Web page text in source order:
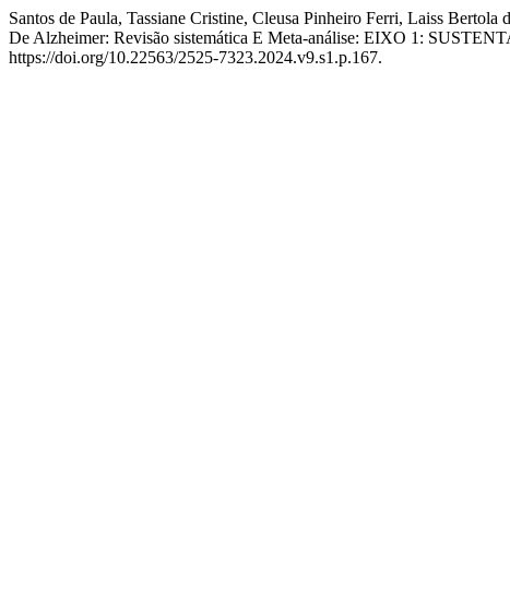
Santos de Paula, Tassiane Cristine, Cleusa Pinheiro Ferri, Laiss
De Alzheimer: Revisão sistemática E Meta-análise: EIXO 1:
https://doi.org/10.22563/2525-7323.2024.v9.s1.p.167.